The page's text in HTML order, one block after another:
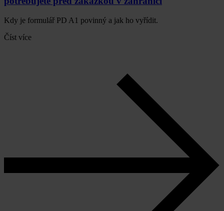
Kdy je formulář PD A1 povinný a jak ho vyřídit.
Číst více